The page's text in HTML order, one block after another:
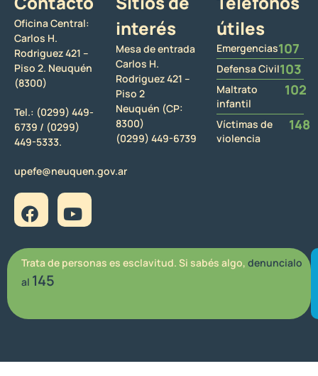
Oficina Central:
Carlos H.
Rodriguez 421 –
Piso 2. Neuquén
(8300)
Tel.: (0299) 449-
6739 / (0299)
449-5333.
upefe@neuquen.gov.ar
interés
Mesa de entrada
Carlos H.
Rodriguez 421 –
Piso 2
Neuquén (CP:
8300)
(0299) 449-6739
útiles
Emergencias107
Defensa Civil103
Maltrato
infantil
102
Víctimas de
violencia
148
Trata de personas es esclavitud. Si sabés algo, denuncialo
al 145